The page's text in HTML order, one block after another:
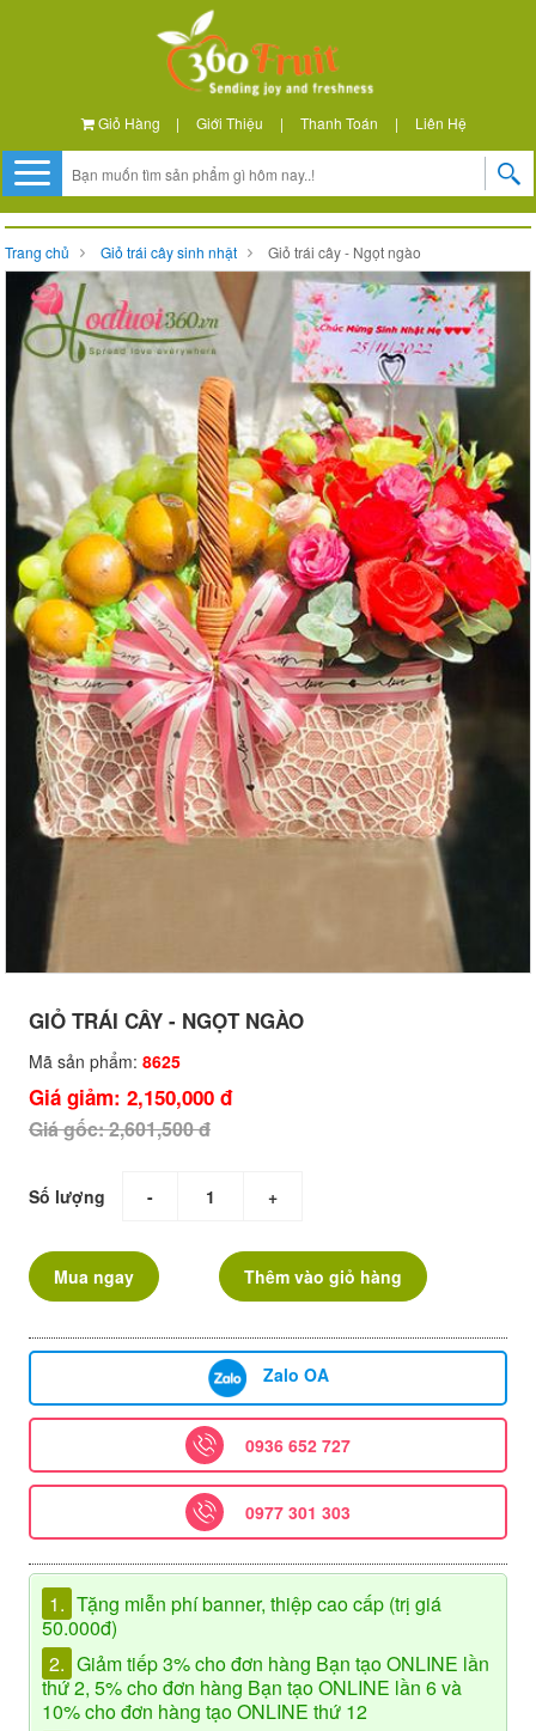
Giỏ Hàng | Giới Thiệu | Thanh Toán | Liên Hệ
Trang chủ Giỏ trái cây sinh nhật Giỏ trái cây - Ngọt ngào
GIỎ TRÁI CÂY - NGỌT NGÀO
Mã sản phẩm: 8625
Giá giảm: 2,150,000 đ
Giá gốc: 2,601,500 đ
Số lượng - +
Mua ngay Thêm vào giỏ hàng
Zalo OA
0936 652 727
0977 301 303
1. Tặng miễn phí banner, thiệp cao cấp (trị giá
50.000đ)
2. Giảm tiếp 3% cho đơn hàng Bạn tạo ONLINE lần
thứ 2, 5% cho đơn hàng Bạn tạo ONLINE lần 6 và
10% cho đơn hàng tạo ONLINE thứ 12